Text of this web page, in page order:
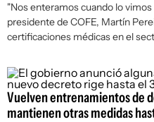
"Nos enteramos cuando lo
presidente de COFE, Martín
certificaciones médicas en el
Vuelven entrenamientos de
mantienen otras medidas